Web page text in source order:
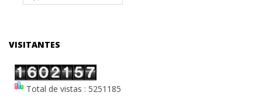
VISITANTES
Total de vistas : 5251185